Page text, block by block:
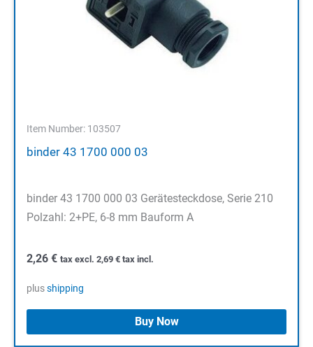
Item Number: 103507
binder 43 1700 000 03
binder 43 1700 000 03 Gerätesteckdose, Serie 210
Polzahl: 2+PE, 6-8 mm Bauform A
2,26 € tax excl. 2,69 € tax incl.
plusshipping
Buy Now